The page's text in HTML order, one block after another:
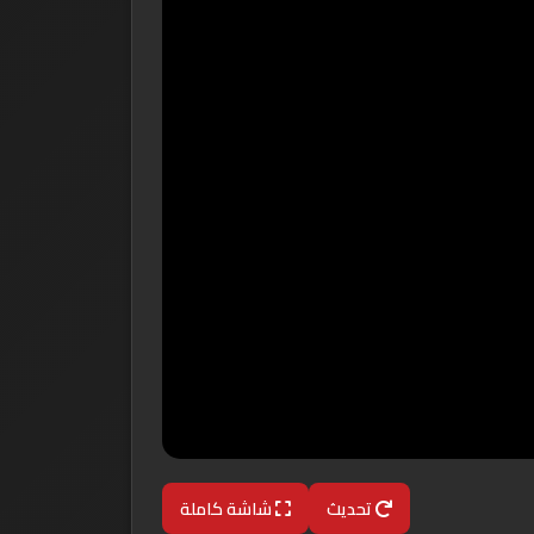
تحديث شاشة كاملة